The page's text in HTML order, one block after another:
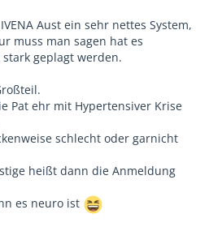
Aust ein sehr nettes System,
muss man sagen hat es
geplagt werden.
Pat ehr mit Hypertensiver Krise
schlecht oder garnicht
heißt dann die Anmeldung
es neuro ist